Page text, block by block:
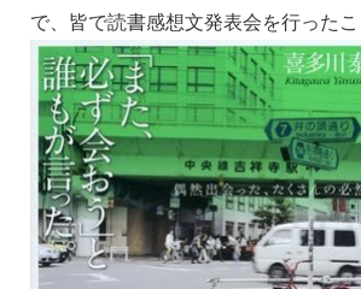
で、皆で読書感想文発表会を行ったこ